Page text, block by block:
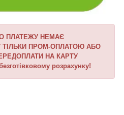
ПЛАТЕЖУ НЕМАЄ
ТІЛЬКИ ПРОМ-ОПЛАТОЮ АБО
НА КАРТУ
розрахунку!